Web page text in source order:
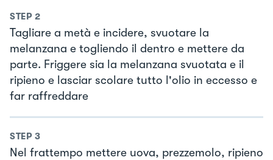
STEP 2
Tagliare a metà e incidere, svuotare la
melanzana e togliendo il dentro e mettere da
parte. Friggere sia la melanzana svuotata e il
ripieno e lasciar scolare tutto l'olio in eccesso e
far raffreddare
STEP 3
Nel frattempo mettere uova, prezzemolo, ripieno